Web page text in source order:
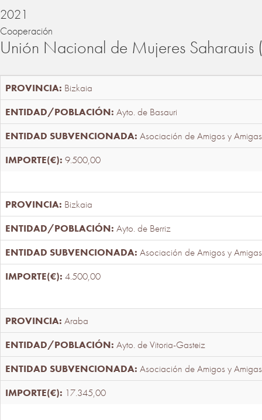
2021
Cooperación
Unión Nacional de Mujeres
Bizkaia
Ayto. de Basauri
Asociación de Amigos y
9.500,00
Bizkaia
Ayto. de Berriz
Asociación de Amigos y
4.500,00
Araba
Ayto. de Vitoria-Gasteiz
Asociación de Amigos y
17.345,00